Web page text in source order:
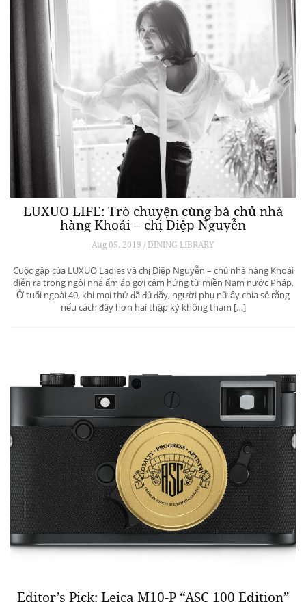
LUXUO LIFE: Trò chuyện cùng bà chủ nhà
hàng Khoái – chị Diệp Nguyễn
Aug 05, 2019 / DINING LIBRARY
Cuộc gặp của LUXUO Ladies và chị Diệp Nguyễn – chủ nhà hàng Khoái
diễn ra trong ngôi nhà ấm áp gợi cảm hứng từ miền Nam nước Pháp.
Ở tuổi ngoài 40, khi mọi thứ đã đủ đầy, người phụ nữ ấy chia sẻ rằng
nếu cách đây hơn hai thập kỷ không tham […]
Editor’s Pick: Leica M10-P “ASC 100 Edition”